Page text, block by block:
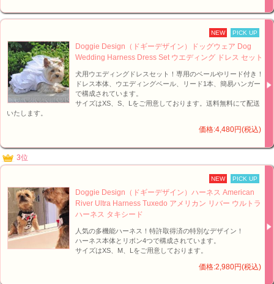
NEW PICK UP
Doggie Design（ドギーデザイン）ドッグウェア Dog
Wedding Harness Dress Set ウエディング ドレス セット
犬用ウエディングドレスセット！専用のベールやリード付き！
ドレス本体、ウエディングベール、リード1本、簡易ハンガー
で構成されています。
サイズはXS、S、Lをご用意しております。送料無料にて配送
いたします。
価格:4,480円(税込)
3位
NEW PICK UP
Doggie Design（ドギーデザイン）ハーネス American
River Ultra Harness Tuxedo アメリカン リバー ウルトラ
ハーネス タキシード
人気の多機能ハーネス！特許取得済の特別なデザイン！
ハーネス本体とリボン4つで構成されています。
サイズはXS、M、Lをご用意しております。
価格:2,980円(税込)